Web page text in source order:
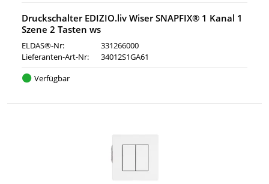
Druckschalter EDIZIO.liv Wiser SNAPFIX® 1 Kanal 1
Szene 2 Tasten ws
ELDAS®-Nr:
331266000
Lieferanten-Art-Nr:
34012S1GA61
Verfügbar